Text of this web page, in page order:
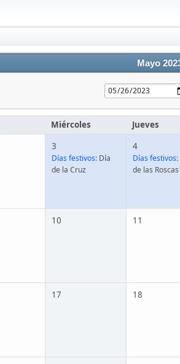
Mayo
Miércoles Jueves
3
Días festivos: Día
de la Cruz
4
Días festivos:
de las Roscas
10 11
17 18